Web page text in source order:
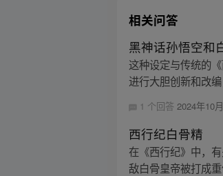
相关问答
黑神话孙悟空和
这种设定与传统的
进行大胆创新和改
1 个回答2024年10
西行纪白骨精
在《西行纪》中，
敌白骨皇帝被打成